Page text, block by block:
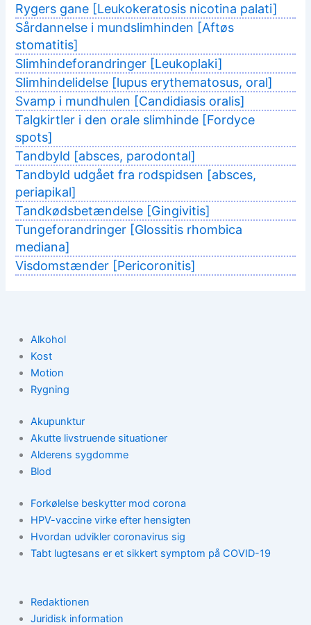
Rygers gane [Leukokeratosis nicotina palati]
Sårdannelse i mundslimhinden [Aftøs
stomatitis]
Slimhindeforandringer [Leukoplaki]
Slimhindelidelse [lupus erythematosus, oral]
Svamp i mundhulen [Candidiasis oralis]
Talgkirtler i den orale slimhinde [Fordyce
spots]
Tandbyld [absces, parodontal]
Tandbyld udgået fra rodspidsen [absces,
periapikal]
Tandkødsbetændelse [Gingivitis]
Tungeforandringer [Glossitis rhombica
mediana]
Visdomstænder [Pericoronitis]
Alkohol
Kost
Motion
Rygning
Akupunktur
Akutte livstruende situationer
Alderens sygdomme
Blod
Forkølelse beskytter mod corona
HPV-vaccine virke efter hensigten
Hvordan udvikler coronavirus sig
Tabt lugtesans er et sikkert symptom på COVID-19
Redaktionen
Juridisk information